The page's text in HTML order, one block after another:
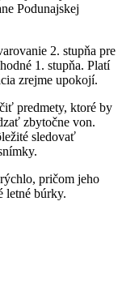
Podunajskej
2. stupňa pre
1. stupňa. Platí
zrejme upokojí.
predmety, ktoré by
zbytočne von.
sledovať
pričom jeho
letné búrky.